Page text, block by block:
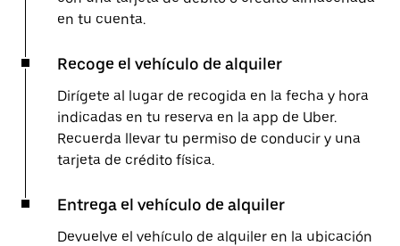
en tu cuenta.
Recoge el vehículo de alquiler
Dirígete al lugar de recogida en la fecha y hora
indicadas en tu reserva en la app de Uber.
Recuerda llevar tu permiso de conducir y una
tarjeta de crédito física.
Entrega el vehículo de alquiler
Devuelve el vehículo de alquiler en la ubicación